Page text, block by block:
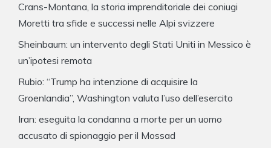
Crans-Montana, la storia imprenditoriale dei coniugi
Moretti tra sfide e successi nelle Alpi svizzere
Sheinbaum: un intervento degli Stati Uniti in Messico è
un’ipotesi remota
Rubio: “Trump ha intenzione di acquisire la
Groenlandia”, Washington valuta l’uso dell’esercito
Iran: eseguita la condanna a morte per un uomo
accusato di spionaggio per il Mossad